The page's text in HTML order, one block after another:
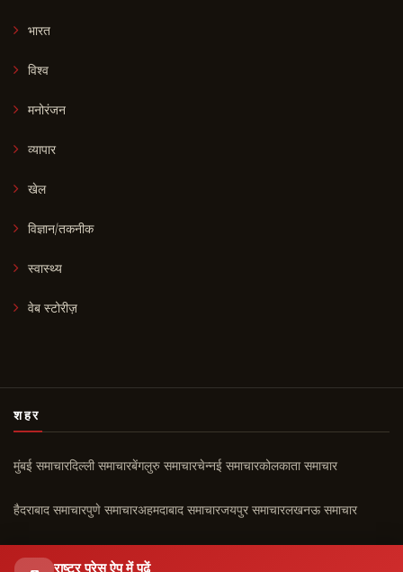
भारत
विश्व
मनोरंजन
व्यापार
खेल
विज्ञान/तकनीक
स्वास्थ्य
वेब स्टोरीज़
शहर
मुंबई समाचारदिल्ली समाचारबेंगलुरु समाचारचेन्नई समाचारकोलकाता समाचार
हैदराबाद समाचारपुणे समाचारअहमदाबाद समाचारजयपुर समाचारलखनऊ समाचार
चंडीगढ़ समाचार